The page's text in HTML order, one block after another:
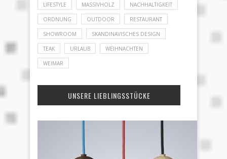
LIFESTYLE MASSIVHOLZ NACHHALTIGKEIT
ORDNUNG OUTDOOR RESTAURANT
SHOWROOM SKANDINAVISCHES DESIGN
TEAK URLAUB WEIHNACHTEN
WEIMAR
UNSERE LIEBLINGSSTÜCKE